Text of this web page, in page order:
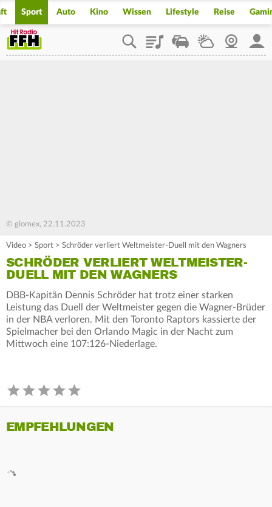
Sport Auto Kino Wissen Lifestyle Reise
PlaylistStaupilotWetterWebcam
© glomex, 22.11.2023
Video > Sport > Schröder verliert Weltmeister-Duell mit den Wagners
SCHRÖDER VERLIERT WELTMEISTER-
DUELL MIT DEN WAGNERS
DBB-Kapitän Dennis Schröder hat trotz einer starken
Leistung das Duell der Weltmeister gegen die Wagner-Brüder
in der NBA verloren. Mit den Toronto Raptors kassierte der
Spielmacher bei den Orlando Magic in der Nacht zum
Mittwoch eine 107:126-Niederlage.
EMPFEHLUNGEN